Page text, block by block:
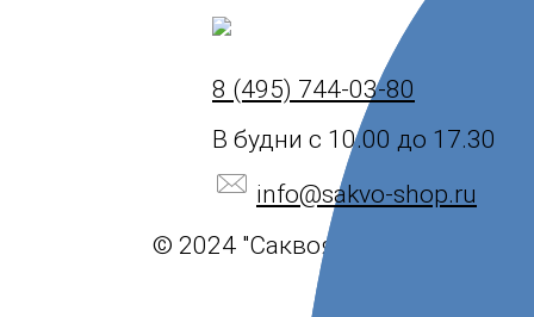
8 (495) 744-03-80
В будни с 10.00 до 17.30
info@sakvo-shop.ru
© 2024 "Саквояж".